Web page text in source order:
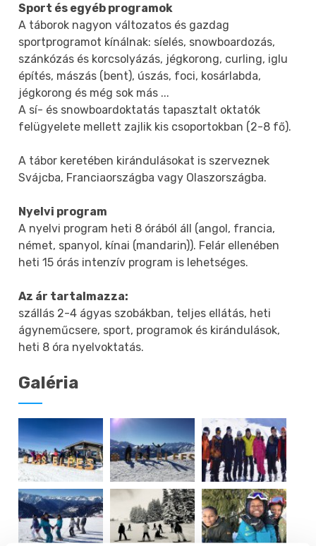
Sport és egyéb programok
A táborok nagyon változatos és gazdag
sportprogramot kínálnak: síelés, snowboardozás,
szánkózás és korcsolyázás, jégkorong, curling, iglu
építés, mászás (bent), úszás, foci, kosárlabda,
jégkorong és még sok más ...
A sí- és snowboardoktatás tapasztalt oktatók
felügyelete mellett zajlik kis csoportokban (2-8 fő).
A tábor keretében kirándulásokat is szerveznek
Svájcba, Franciaországba vagy Olaszországba.
Nyelvi program
A nyelvi program heti 8 órából áll (angol, francia,
német, spanyol, kínai (mandarin)). Felár ellenében
heti 15 órás intenzív program is lehetséges.
Az ár tartalmazza:
szállás 2-4 ágyas szobákban, teljes ellátás, heti
ágyneműcsere, sport, programok és kirándulások,
heti 8 óra nyelvoktatás.
Galéria